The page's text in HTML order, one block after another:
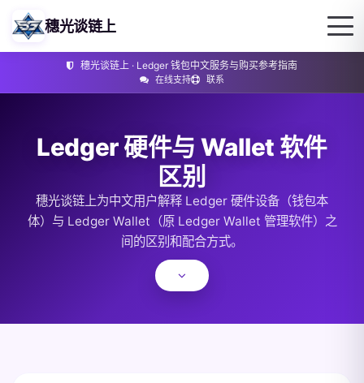
穗光谈链上 · Ledger 钱包中文服务与购买参考指南
在线支持 联系
穗光谈链上
Ledger 硬件与 Wallet 软件
区别
穗光谈链上为中文用户解释 Ledger 硬件设备（钱包本
体）与 Ledger Wallet（原 Ledger Wallet 管理软件）之
间的区别和配合方式。